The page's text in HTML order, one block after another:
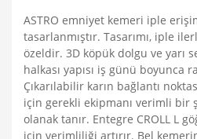
ASTRO emniyet kemeri iple
tasarlanmıştır. Tasarımı, iple
özeldir. 3D köpük dolgu ve yarı
halkası yapısı iş günü boyunca
Çıkarılabilir karın bağlantı
için gerekli ekipmanı verimli bir
olanak tanır. Entegre CROLL L
için verimliliği artırır. Bel